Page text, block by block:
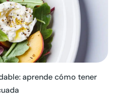
aprende cómo tener